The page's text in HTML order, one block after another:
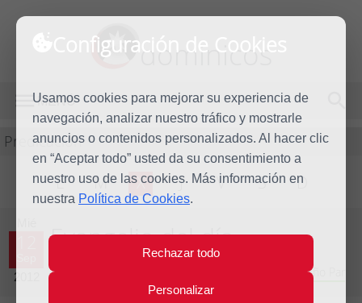
Configuración de Cookies
Usamos cookies para mejorar su experiencia de
navegación, analizar nuestro tráfico y mostrarle
anuncios o contenidos personalizados. Al hacer clic
en “Aceptar todo” usted da su consentimiento a
nuestro uso de las cookies. Más información en
nuestra Política de Cookies.
Rechazar todo
Personalizar
dominicos
MENÚ
Predicación
L M X J V S D
2012
Evangelio del día
Vigésimo tercera Semana del Tiempo Ordinario - Año Par